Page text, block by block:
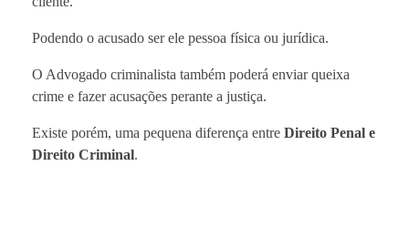
Podendo o acusado ser ele pessoa física ou jurídica.
O Advogado criminalista também poderá enviar queixa
crime e fazer acusações perante a justiça.
Existe porém, uma pequena diferença entre Direito Penal e
Direito Criminal.